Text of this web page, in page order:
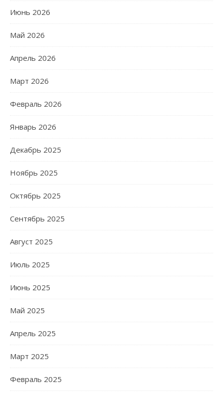
Июнь 2026
Май 2026
Апрель 2026
Март 2026
Февраль 2026
Январь 2026
Декабрь 2025
Ноябрь 2025
Октябрь 2025
Сентябрь 2025
Август 2025
Июль 2025
Июнь 2025
Май 2025
Апрель 2025
Март 2025
Февраль 2025